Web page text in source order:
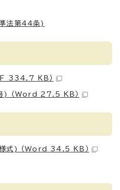
法第44条)
334.7 KB）
) （Word 27.5 KB）
式) （Word 34.5 KB）